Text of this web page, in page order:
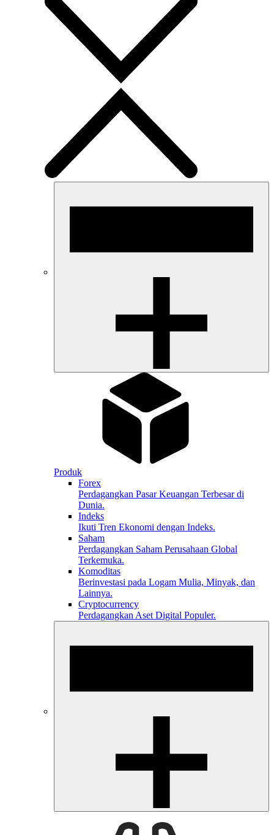
Produk
Forex
Perdagangkan Pasar Keuangan Terbesar di
Dunia.
Indeks
Ikuti Tren Ekonomi dengan Indeks.
Saham
Perdagangkan Saham Perusahaan Global
Terkemuka.
Komoditas
Berinvestasi pada Logam Mulia, Minyak, dan
Lainnya.
Cryptocurrency
Perdagangkan Aset Digital Populer.